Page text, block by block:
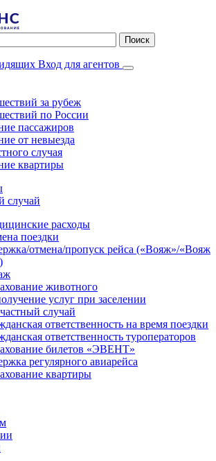
Поиск
Вход для агентов
за рубеж
по России
пассажиров
от невыезда
случая
квартиры
случай
расходы
поездки
отмена/пропуск рейса («Вояж»/«Вояж
животного
услуг при заселении
случай
ответственность на время поездки
ответственность туроператоров
билетов «ЭВЕНТ»
регулярного авиарейса
квартиры